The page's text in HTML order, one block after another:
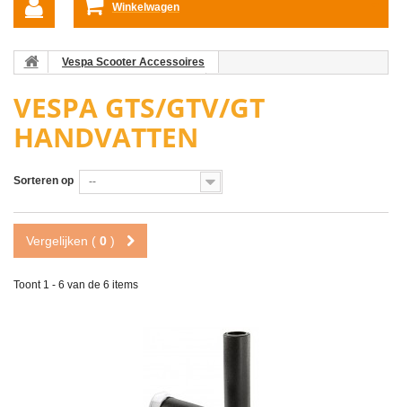
Winkelwagen
Vespa Scooter Accessoires
VESPA GTS/GTV/GT
HANDVATTEN
Sorteren op --
Vergelijken ( 0 )
Toont 1 - 6 van de 6 items